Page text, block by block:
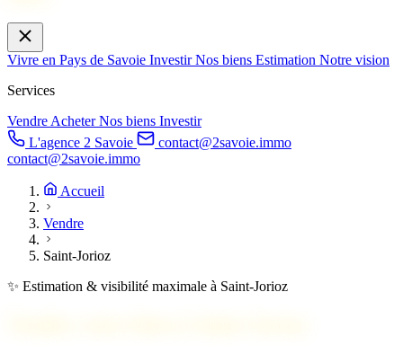
Vivre en Pays de Savoie InvestirNos biens Estimation Notre vision
Services
VendreAcheterNos biens Investir
L'agence 2 Savoie
contact@2savoie.immo
contact@2savoie.immo
Accueil
Vendre
Saint-Jorioz
✨ Estimation & visibilité maximale à Saint-Jorioz